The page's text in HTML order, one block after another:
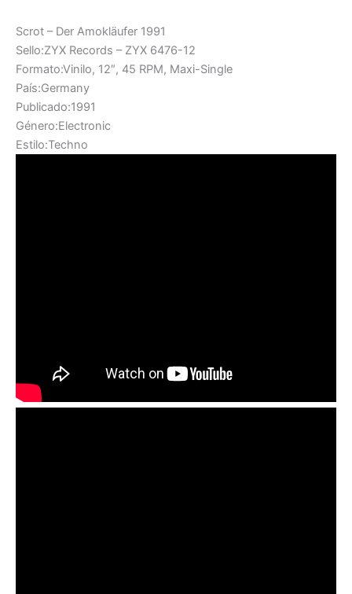
Scrot – Der Amokläufer 1991
Sello:ZYX Records – ZYX 6476-12
Formato:Vinilo, 12″, 45 RPM, Maxi-Single
País:Germany
Publicado:1991
Género:Electronic
Estilo:Techno